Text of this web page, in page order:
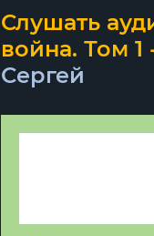
Слушать
война. Том
Сергей